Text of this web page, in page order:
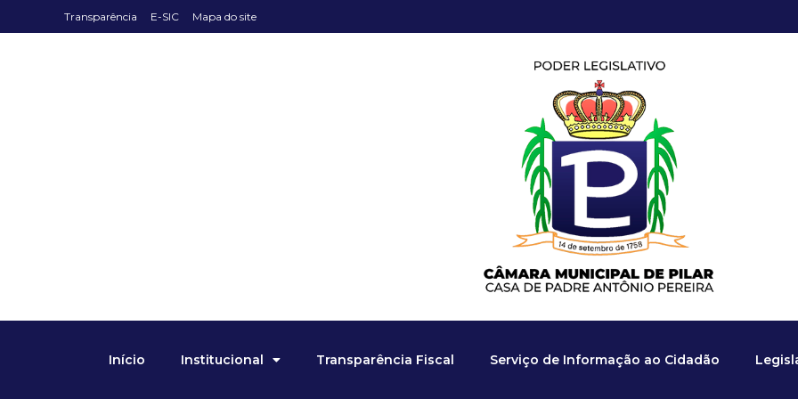
Transparência E-SIC Mapa do site
Início Institucional Transparência Fiscal Serviço de Informação ao Cidadão